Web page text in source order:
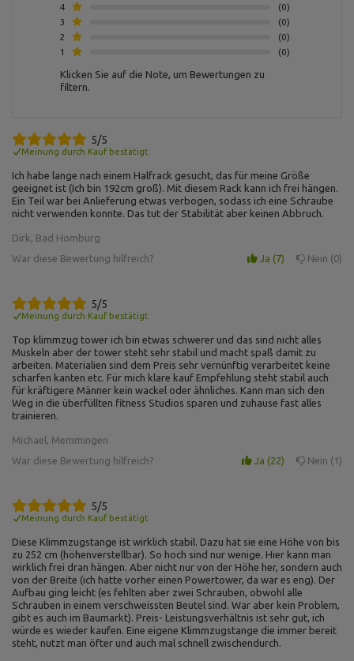
Hersteller
Starachowice
Polen
E-mail address:
serwis@marbosport.eu
4
0
3
0
2
0
1
0
Klicken Sie auf die Note, um Bewertungen zu
filtern.
5/5
Meinung durch Kauf bestätigt
Ich habe lange nach einem Halfrack gesucht, das für meine Größe
geeignet ist (Ich bin 192cm groß). Mit diesem Rack kann ich frei hängen.
Ein Teil war bei Anlieferung etwas verbogen, sodass ich eine Schraube
nicht verwenden konnte. Das tut der Stabilität aber keinen Abbruch.
Dirk, Bad Homburg
War diese Bewertung hilfreich?
Ja 7 Nein 0
5/5
Meinung durch Kauf bestätigt
Top klimmzug tower ich bin etwas schwerer und das sind nicht alles
Muskeln aber der tower steht sehr stabil und macht spaß damit zu
arbeiten. Materialien sind dem Preis sehr vernünftig verarbeitet keine
scharfen kanten etc. Für mich klare kauf Empfehlung steht stabil auch
für kräftigere Männer kein wackel oder ähnliches. Kann man sich den
Weg in die überfüllten fitness Studios sparen und zuhause fast alles
trainieren.
Michael, Memmingen
War diese Bewertung hilfreich?
Ja 22 Nein 1
5/5
Meinung durch Kauf bestätigt
Diese Klimmzugstange ist wirklich stabil. Dazu hat sie eine Höhe von bis
zu 252 cm (höhenverstellbar). So hoch sind nur wenige. Hier kann man
wirklich frei dran hängen. Aber nicht nur von der Höhe her, sondern auch
von der Breite (ich hatte vorher einen Powertower, da war es eng). Der
Aufbau ging leicht (es fehlten aber zwei Schrauben, obwohl alle
Schrauben in einem verschweissten Beutel sind. War aber kein Problem,
gibt es auch im Baumarkt). Preis- Leistungsverhältnis ist sehr gut, ich
würde es wieder kaufen. Eine eigene Klimmzugstange die immer bereit
steht, nutzt man öfter und auch mal schnell zwischendurch.